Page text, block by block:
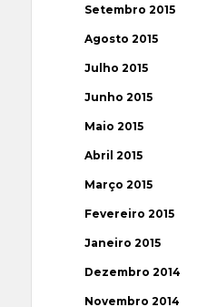
Setembro 2015
Agosto 2015
Julho 2015
Junho 2015
Maio 2015
Abril 2015
Março 2015
Fevereiro 2015
Janeiro 2015
Dezembro 2014
Novembro 2014